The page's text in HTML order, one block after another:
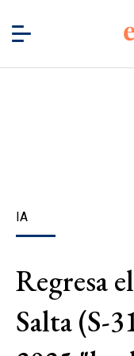
IA
Regresa
Salta (S-